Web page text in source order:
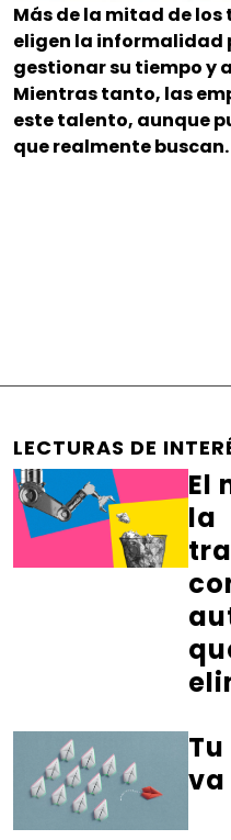
Más de la mitad de
eligen la informalidad
gestionar su tiempo y
Mientras tanto, las
este talento, aunque
que realmente buscan.
LECTURAS DE
El
la
va